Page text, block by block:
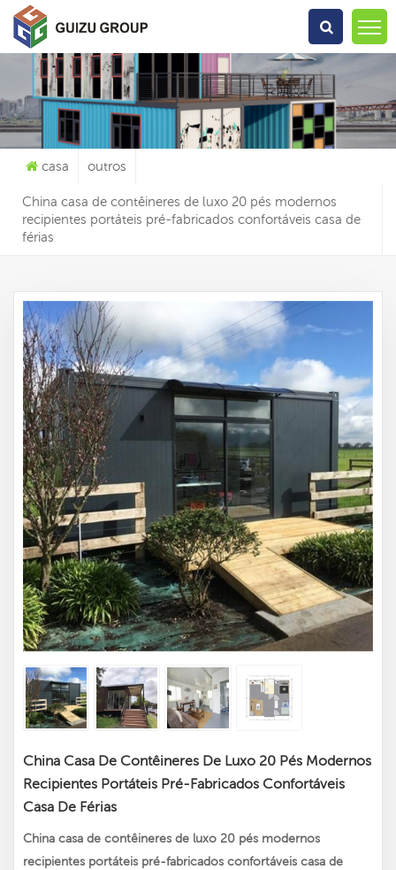
O Que Você Está Procurando?
casa outros
China casa de contêineres de luxo 20 pés modernos
recipientes portáteis pré-fabricados confortáveis casa de
férias
China Casa De Contêineres De Luxo 20 Pés Modernos
Recipientes Portáteis Pré-Fabricados Confortáveis
Casa De Férias
China casa de contêineres de luxo 20 pés modernos
recipientes portáteis pré-fabricados confortáveis casa de